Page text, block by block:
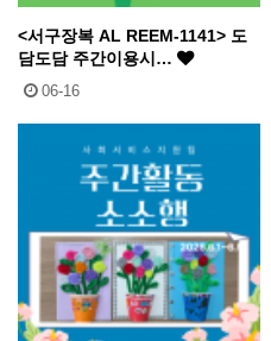
<서구장복 AL REEM-1141> 도
담도담 주간이용시…
06-16